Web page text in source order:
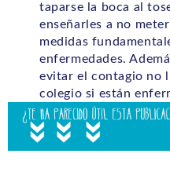
taparse la boca al
enseñarles a no
medidas
enfermedades.
evitar el contagio no
colegio si están